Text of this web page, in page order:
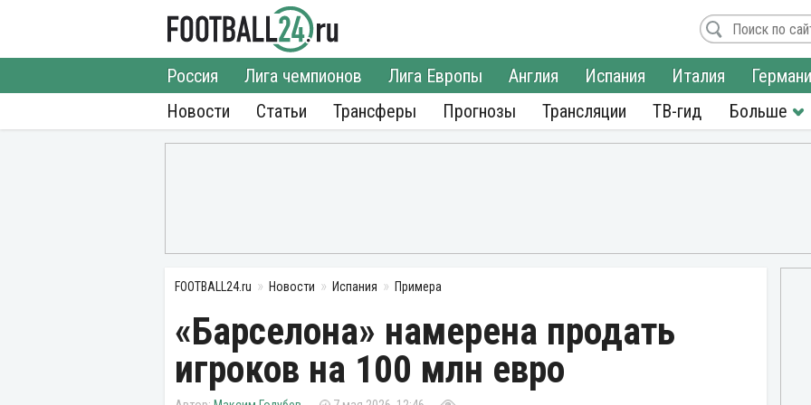
Новости
Россия Лига чемпионов Лига Европы Англия Испания Италия
Статьи
Трансферы Прогнозы Трансляции ТВ-гид
FOOTBALL24.ru Новости Испания Примера
«Барселона» намерена продать
игроков на 100 млн евро